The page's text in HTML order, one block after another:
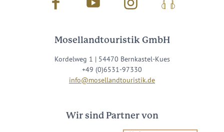
Facebook Youtube InstagramPodcast
Mosellandtouristik GmbH
Kordelweg 1 | 54470 Bernkastel-Kues
+49 (0)6531-97330
info@mosellandtouristik.de
Wir sind Partner von